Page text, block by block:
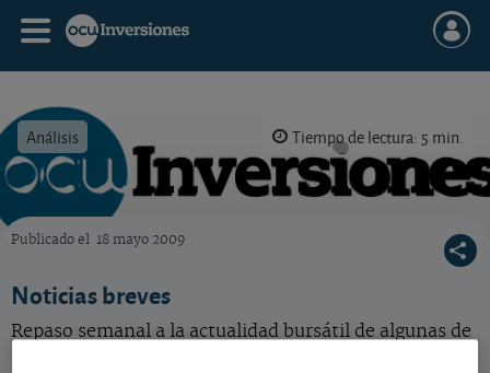
Análisis Tiempo de lectura: 5 min.
Publicado el 18 mayo 2009
Noticias breves
Repaso semanal a la actualidad bursátil de algunas de